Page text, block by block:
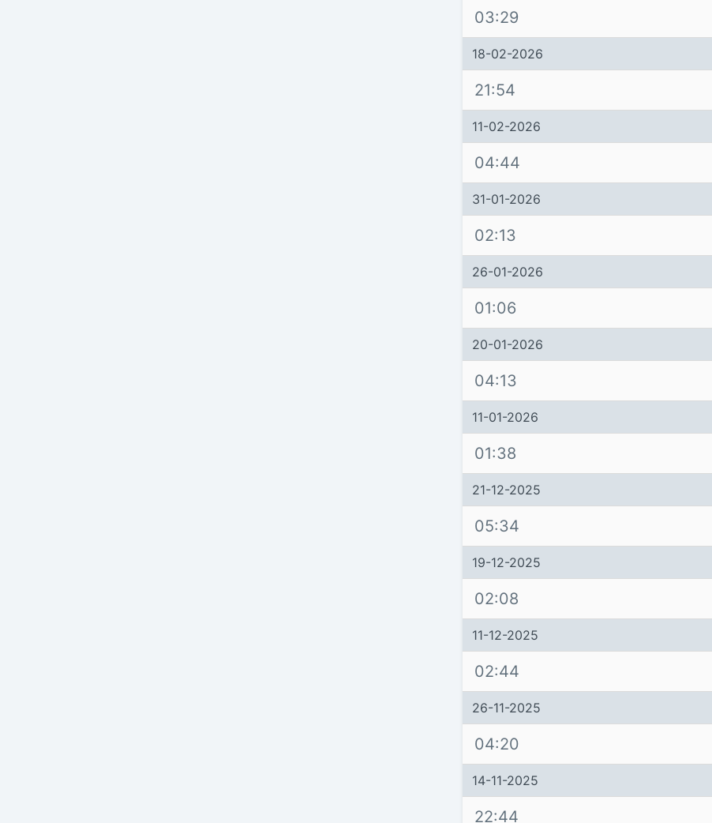
03:29
18-02-2026
21:54
11-02-2026
04:44
31-01-2026
02:13
26-01-2026
01:06
20-01-2026
04:13
11-01-2026
01:38
21-12-2025
05:34
19-12-2025
02:08
11-12-2025
02:44
26-11-2025
04:20
14-11-2025
22:44